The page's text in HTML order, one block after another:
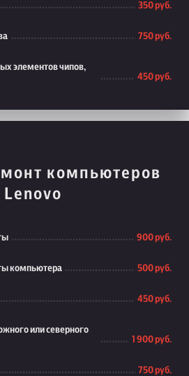
350 руб.
750 руб.
элементов чипов,
450 руб.
компьютеров
Lenovo
900 руб.
компьютера 500 руб.
450 руб.
или северного
1 900 руб.
750 руб.